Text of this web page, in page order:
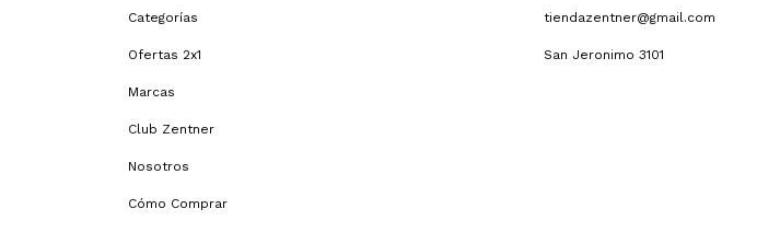
Categorías
Ofertas 2x1
Marcas
Club Zentner
Nosotros
Cómo Comprar
tiendazentner@gmail.com
San Jeronimo 3101